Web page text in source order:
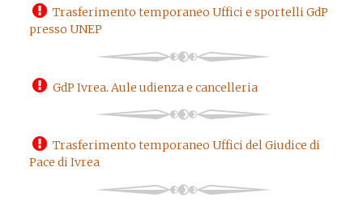
Trasferimento temporaneo Uffici e sportelli GdP
presso UNEP
GdP Ivrea. Aule udienza e cancelleria
Trasferimento temporaneo Uffici del Giudice di
Pace di Ivrea